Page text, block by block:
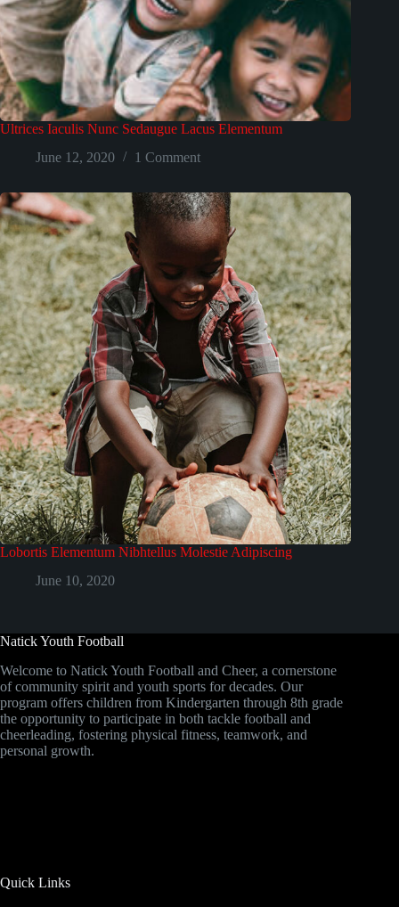
Ultrices Iaculis Nunc Sedaugue Lacus Elementum
June 12, 2020
1 Comment
Lobortis Elementum Nibhtellus Molestie Adipiscing
June 10, 2020
Natick Youth Football
Welcome to Natick Youth Football and Cheer, a cornerstone
of community spirit and youth sports for decades. Our
program offers children from Kindergarten through 8th grade
the opportunity to participate in both tackle football and
cheerleading, fostering physical fitness, teamwork, and
personal growth.
Quick Links